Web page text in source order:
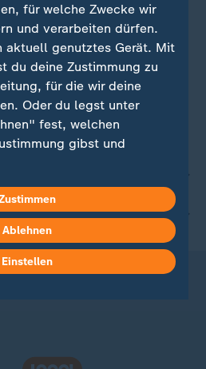
für welche Zwecke wir
und verarbeiten dürfen.
aktuell genutztes Gerät. Mit
du deine Zustimmung zu
für die wir deine
Oder du legst unter
fest, welchen
gibst und
widerrufen oder ändern.
findest du in unserer
Ablehnen
Einstellen